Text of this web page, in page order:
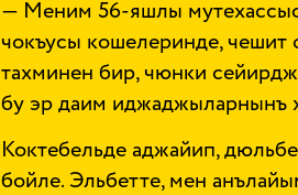
— Меним 56-яшлы
чокъусы кошелеринде,
тахминен бир, чюнки
бу эр даим иджаджыларнынъ
Коктебельде аджайип,
бойле. Эльбетте, мен